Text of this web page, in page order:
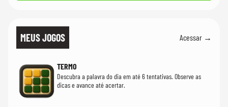
MEUS JOGOS Acessar →
TERMO
Descubra a palavra do dia em até 6 tentativas. Observe as
dicas e avance até acertar.